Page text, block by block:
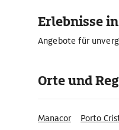
Erlebnisse
Angebote für
Orte und
Manacor Porto